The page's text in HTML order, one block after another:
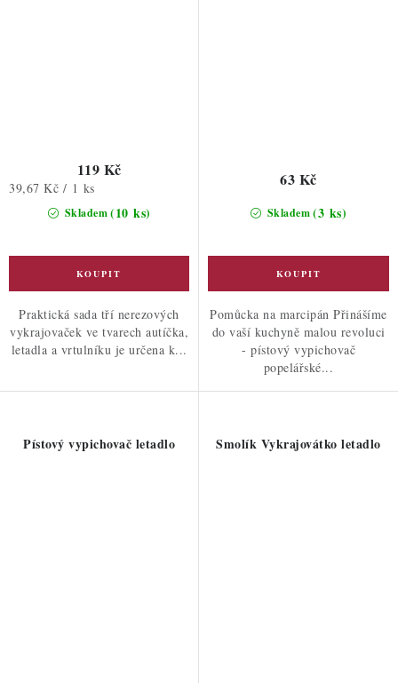
Skladem(10 ks)
119 Kč
Měrná
39,67 Kč / 1 ks
Praktická sada tří nerezových
vykrajovaček ve tvarech autíčka,
letadla a vrtulníku je určena k...
Skladem(3 ks)
63 Kč
Pomůcka na marcipán Přinášíme
do vaší kuchyně malou revoluci
- pístový vypichovač
popelářské...
Pístový vypichovač letadlo Smolík Vykrajovátko letadlo